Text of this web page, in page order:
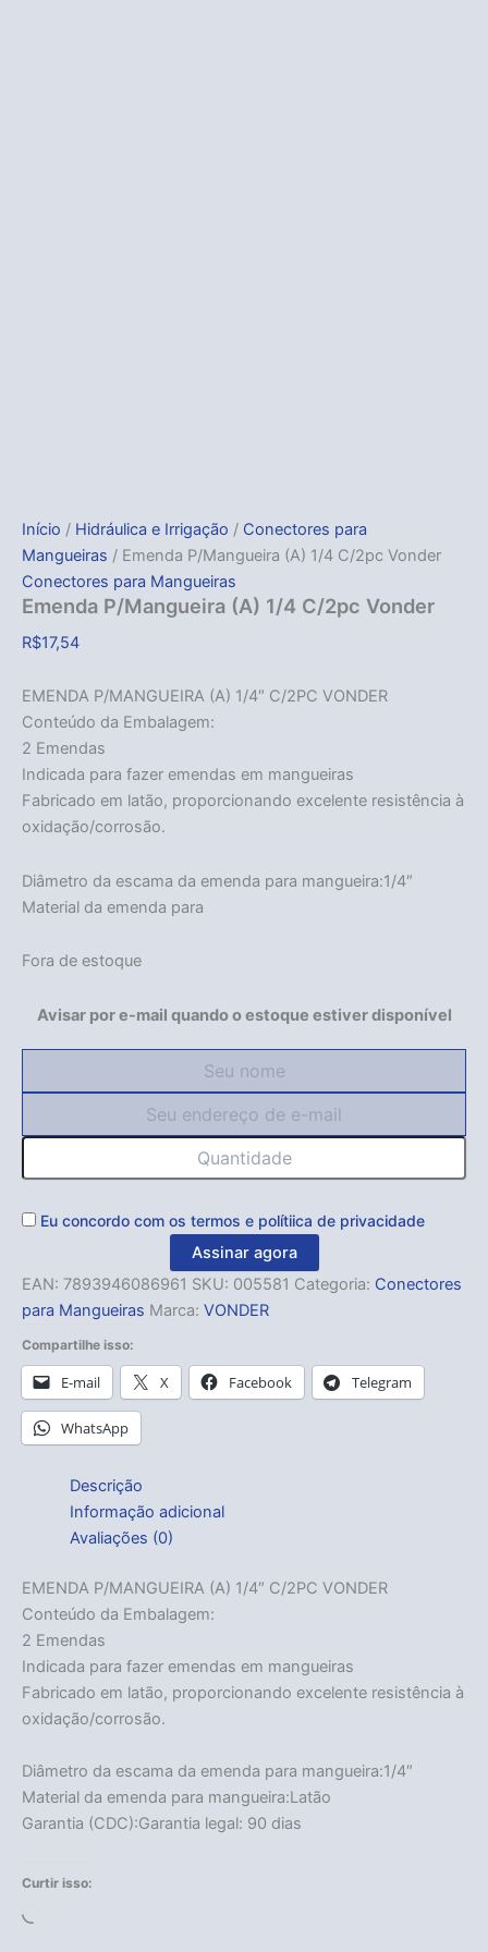
Início / Hidráulica e Irrigação / Conectores para
Mangueiras / Emenda P/Mangueira (A) 1/4 C/2pc Vonder
Conectores para Mangueiras
Emenda P/Mangueira (A) 1/4 C/2pc Vonder
R$17,54
EMENDA P/MANGUEIRA (A) 1/4″ C/2PC VONDER
Conteúdo da Embalagem:
2 Emendas
Indicada para fazer emendas em mangueiras
Fabricado em latão, proporcionando excelente resistência à
oxidação/corrosão.
Diâmetro da escama da emenda para mangueira:1/4″
Material da emenda para
Fora de estoque
Avisar por e-mail quando o estoque estiver disponível
Eu concordo com os termos e polítiica de privacidade
Assinar agora
EAN: 7893946086961 SKU: 005581 Categoria: Conectores
para Mangueiras Marca: VONDER
Compartilhe isso:
E-mail X Facebook Telegram
WhatsApp
Descrição
Informação adicional
Avaliações (0)
EMENDA P/MANGUEIRA (A) 1/4″ C/2PC VONDER
Conteúdo da Embalagem:
2 Emendas
Indicada para fazer emendas em mangueiras
Fabricado em latão, proporcionando excelente resistência à
oxidação/corrosão.
Diâmetro da escama da emenda para mangueira:1/4″
Material da emenda para mangueira:Latão
Garantia (CDC):Garantia legal: 90 dias
Curtir isso: